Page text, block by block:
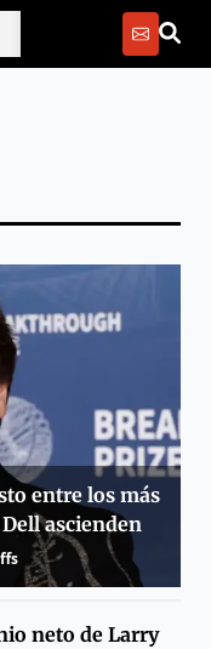
entre los más
ascienden
neto de Larry